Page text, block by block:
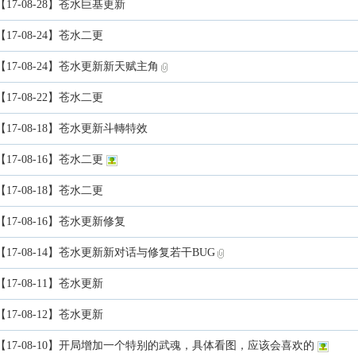
【17-08-28】苍水巨基更新
【17-08-24】苍水二更
【17-08-24】苍水更新新天赋主角
【17-08-22】苍水二更
【17-08-18】苍水更新斗轉特效
【17-08-16】苍水二更
【17-08-18】苍水二更
【17-08-16】苍水更新修复
【17-08-14】苍水更新新对话与修复若干BUG
【17-08-11】苍水更新
【17-08-12】苍水更新
【17-08-10】开局增加一个特别的武魂，具体看图，应该会喜欢的